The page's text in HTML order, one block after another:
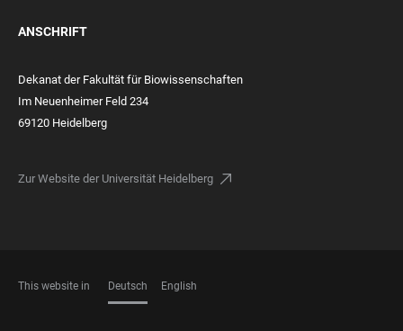
ANSCHRIFT
Dekanat der Fakultät für Biowissenschaften
Im Neuenheimer Feld 234
69120 Heidelberg
Zur Website der Universität Heidelberg
This website in Deutsch English